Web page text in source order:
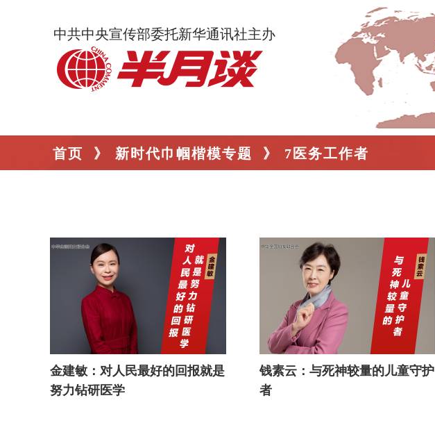
中共中央宣传部委托新华通讯社主办
首页 》 新时代巾帼楷模专题 》 7医务工作者
金建敏：对人民最好的回报就是
努力钻研医学
钱素云：与死神较量的儿童守护
者